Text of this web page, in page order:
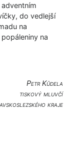
do vedlejší
na
na
Petr Kůdela
tiskový mluvčí
kraje